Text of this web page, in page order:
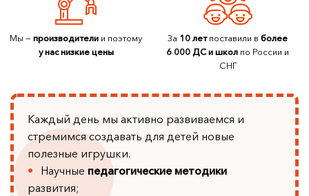
Мы —производители и поэтому
у нас низкие цены
За 10 летпоставили вболее
6 000 ДС и школ по России и
СНГ
Каждый день мы активно развиваемся и
стремимся создавать для детей новые
полезные игрушки.
Научные педагогические методики
развития;